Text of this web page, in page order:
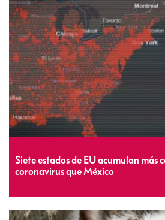
Siete estados de EU acumulan más
coronavirus que México